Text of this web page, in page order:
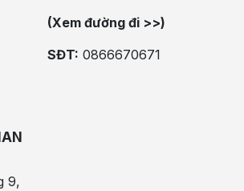
(Xem đường đi >>)
SĐT: 0866670671
9,